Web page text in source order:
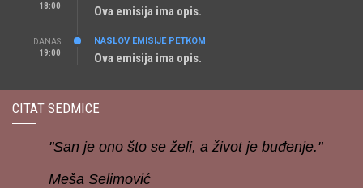
18:00
Ova emisija ima opis.
DANAS
19:00
NASLOV EMISIJE PETKOM
Ova emisija ima opis.
CITAT SEDMICE
"San je ono što se želi, a život je buđenje."
Meša Selimović